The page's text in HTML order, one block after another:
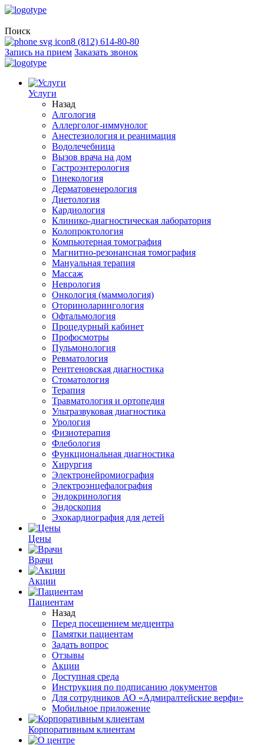
Поиск
8 (812) 614-80-80
Запись на прием Заказать звонок
Услуги
Назад
Алгология
Аллерголог-иммунолог
Анестезиология и реанимация
Водолечебница
Вызов врача на дом
Гастроэнтерология
Гинекология
Дерматовенерология
Диетология
Кардиология
Клинико-диагностическая лаборатория
Колопроктология
Компьютерная томография
Магнитно-резонансная томография
Мануальная терапия
Массаж
Неврология
Онкология (маммология)
Оториноларингология
Офтальмология
Процедурный кабинет
Профосмотры
Пульмонология
Ревматология
Рентгеновская диагностика
Стоматология
Терапия
Травматология и ортопедия
Ультразвуковая диагностика
Урология
Физиотерапия
Флебология
Функциональная диагностика
Хирургия
Электронейромиография
Электроэнцефалография
Эндокринология
Эндоскопия
Эхокардиография для детей
Цены
Врачи
Акции
Пациентам
Назад
Перед посещением медцентра
Памятки пациентам
Задать вопрос
Отзывы
Акции
Доступная среда
Инструкция по подписанию документов
Для сотрудников АО «Адмиралтейские верфи»
Мобильное приложение
Корпоративным клиентам